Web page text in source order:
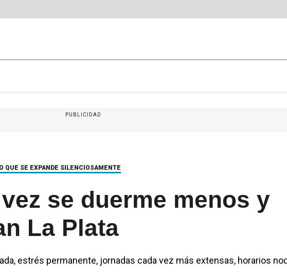
PUBLICIDAD
QUE SE EXPANDE SILENCIOSAMENTE
se duerme menos y
La Plata
estrés permanente, jornadas cada vez más extensas, horarios